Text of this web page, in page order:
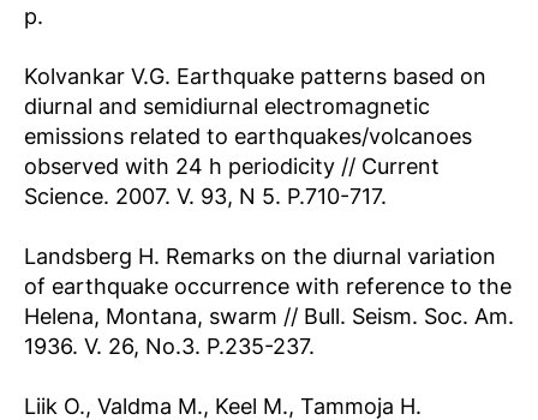
p.
Kolvankar V.G. Earthquake patterns based on
diurnal and semidiurnal electromagnetic
emissions related to earthquakes/volcanoes
observed with 24 h periodicity // Current
Science. 2007. V. 93, N 5. P.710-717.
Landsberg H. Remarks on the diurnal variation
of earthquake occurrence with reference to the
Helena, Montana, swarm // Bull. Seism. Soc. Am.
1936. V. 26, No.3. P.235-237.
Liik O., Valdma M., Keel M., Tammoja H.